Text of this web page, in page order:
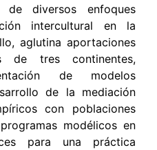
de diversos enfoques
intercultural en la
aglutina aportaciones
de tres continentes,
de modelos
de la mediación
con poblaciones
modélicos en
para una práctica